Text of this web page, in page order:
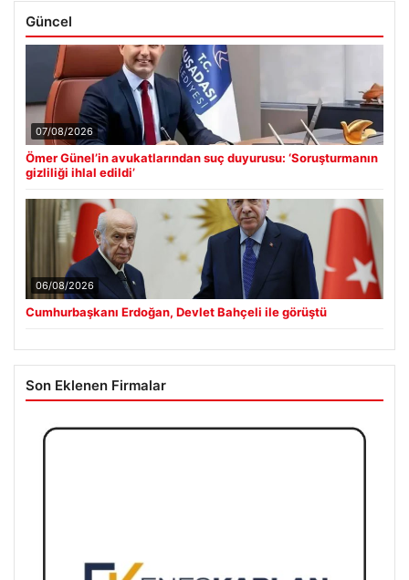
Güncel
07/08/2026
Ömer Günel’in avukatlarından suç duyurusu: ‘Soruşturmanın
gizliliği ihlal edildi’
06/08/2026
Cumhurbaşkanı Erdoğan, Devlet Bahçeli ile görüştü
Son Eklenen Firmalar